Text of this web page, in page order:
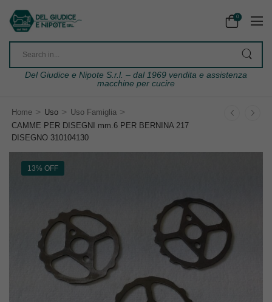
0
Del Giudice e Nipote S.r.l. – dal 1969 vendita e assistenza
macchine per cucire
Home > Uso > Uso Famiglia >
CAMME PER DISEGNI mm.6 PER BERNINA 217
DISEGNO 310104130
13% OFF